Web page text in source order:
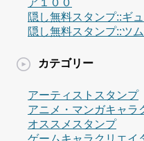
隠し無料スタンプ::ギ
隠し無料スタンプ::ツ
カテゴリー
アーティストスタンプ
アニメ・マンガキャラ
オススメスタンプ
ゲームキャラクリエイ